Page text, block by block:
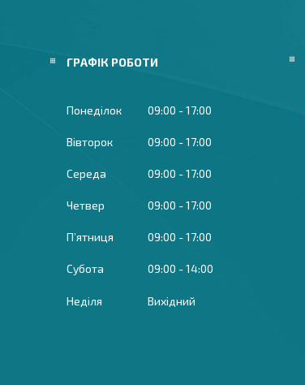
ГРАФІК РОБОТИ
Понеділок 09:00 17:00
Вівторок 09:00 17:00
Середа 09:00 17:00
Четвер 09:00 17:00
Пʼятниця 09:00 17:00
Субота 09:00 14:00
Неділя Вихідний